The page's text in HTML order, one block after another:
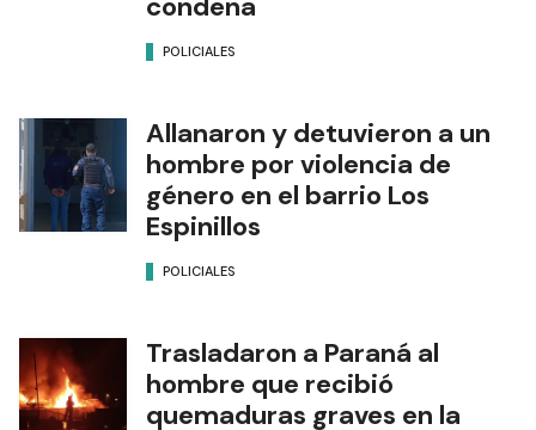
POLICIALES
Allanaron y detuvieron a un
hombre por violencia de
género en el barrio Los
Espinillos
POLICIALES
Trasladaron a Paraná al
hombre que recibió
quemaduras graves en la